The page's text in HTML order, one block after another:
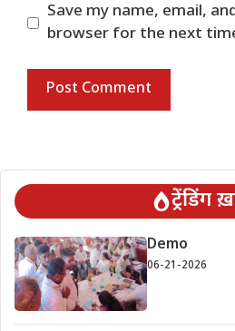
Save my name, email,
browser for the next
ट्रेंडिंग
Demo
06-21-2026